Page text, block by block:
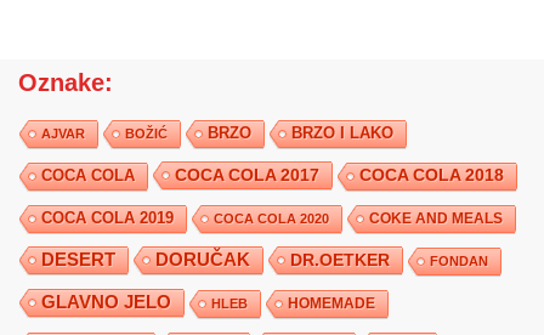
Oznake:
AJVAR BOŽIĆ BRZO BRZO I LAKO
COCA COLA COCA COLA 2017 COCA COLA 2018
COCA COLA 2019 COCA COLA 2020 COKE AND MEALS
DESERT DORUČAK DR.OETKER FONDAN
GLAVNO JELO HLEB HOMEMADE